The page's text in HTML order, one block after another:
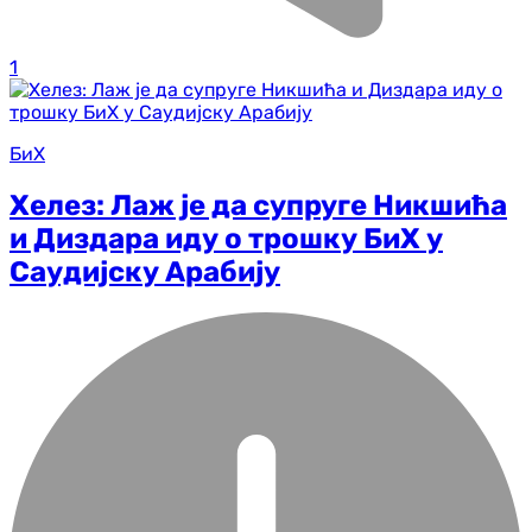
1
БиХ
Хелез: Лаж је да супруге Никшића
и Диздара иду о трошку БиХ у
Саудијску Арабију